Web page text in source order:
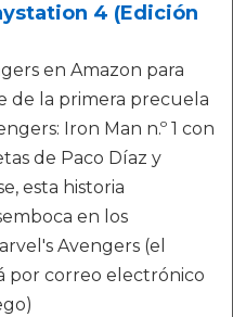
4 (Edición
en Amazon para
de la primera precuela
Iron Man n.º 1 con
de Paco Díaz y
esta historia
en los
Avengers (el
por correo electrónico